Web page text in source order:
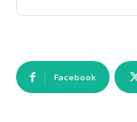
Facebook